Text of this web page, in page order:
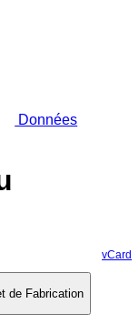
Données
vCard
de Fabrication